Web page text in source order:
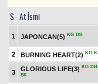
S At İsmi
1 JAPONCAN(5) KG DB
2 BURNING HEART(2) KG K
3
GLORIOUS LIFE(3) KG DB
SK